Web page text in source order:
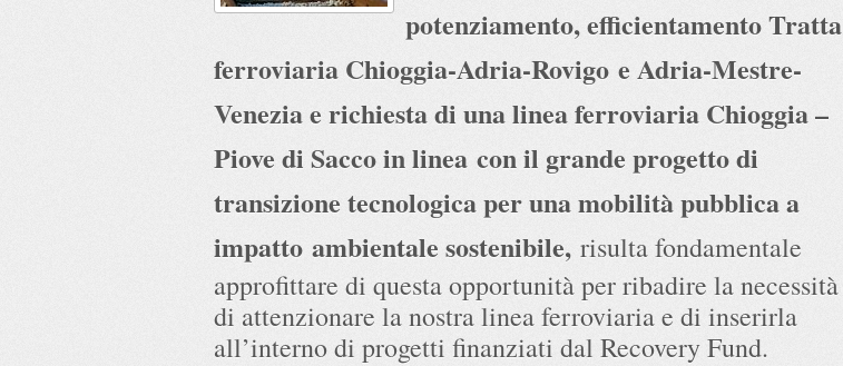
potenziamento, efficientamento Tratta
ferroviaria Chioggia-Adria-Rovigo e Adria-Mestre-
Venezia e richiesta di una linea ferroviaria Chioggia –
Piove di Sacco in linea con il grande progetto di
transizione tecnologica per una mobilità pubblica a
impatto ambientale sostenibile, risulta fondamentale
approfittare di questa opportunità per ribadire la necessità
di attenzionare la nostra linea ferroviaria e di inserirla
all’interno di progetti finanziati dal Recovery Fund.